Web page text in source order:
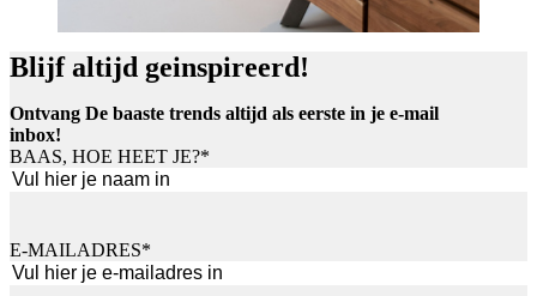
Blijf altijd geinspireerd!
Ontvang De baaste trends altijd als eerste in je e-mail
inbox!
BAAS, HOE HEET JE?*
E-MAILADRES*